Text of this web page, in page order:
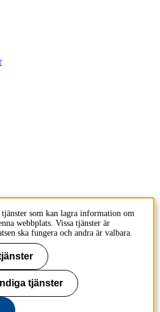
tjänster som kan lagra information om
webbplats. Vissa tjänster är
ska fungera och andra är valbara.
tjänster